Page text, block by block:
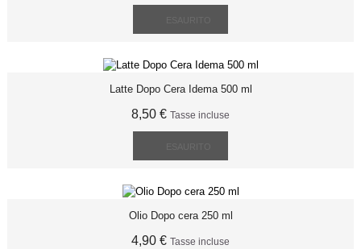
Latte Dopo Cera Idema 500 ml
8,50 € Tasse incluse
Olio Dopo cera 250 ml
4,90 € Tasse incluse